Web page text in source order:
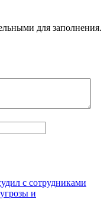
для заполнения.
с сотрудниками
и